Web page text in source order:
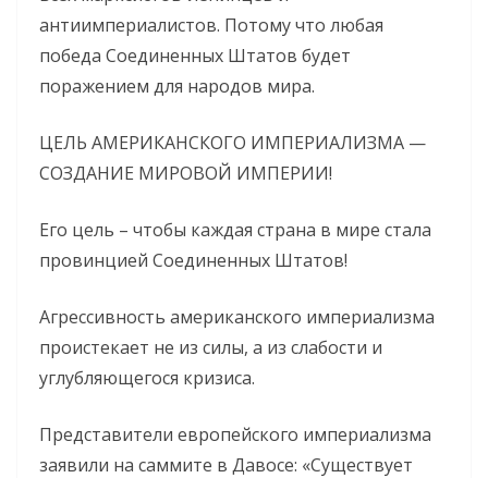
антиимпериалистов. Потому что любая
победа Соединенных Штатов будет
поражением для народов мира.
ЦЕЛЬ АМЕРИКАНСКОГО ИМПЕРИАЛИЗМА —
СОЗДАНИЕ МИРОВОЙ ИМПЕРИИ!
Его цель – чтобы каждая страна в мире стала
провинцией Соединенных Штатов!
Агрессивность американского империализма
проистекает не из силы, а из слабости и
углубляющегося кризиса.
Представители европейского империализма
заявили на саммите в Давосе: «Существует